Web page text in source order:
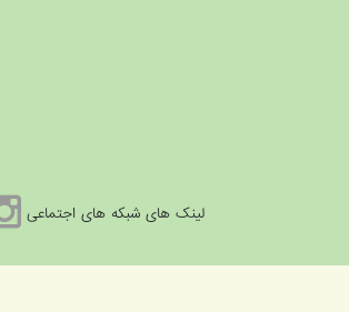
لینک های شبکه های اجتماعی